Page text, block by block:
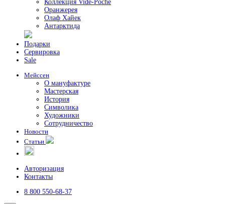
Коллекция Vide-Poche
Оранжерея
Олаф Хайек
Антарктида
Подарки
Сервировка
Sale
Мейссен
О мануфактуре
Мастерская
История
Символика
Художники
Сотрудничество
Новости
Статьи
Авторизация
Контакты
8 800 550-68-37